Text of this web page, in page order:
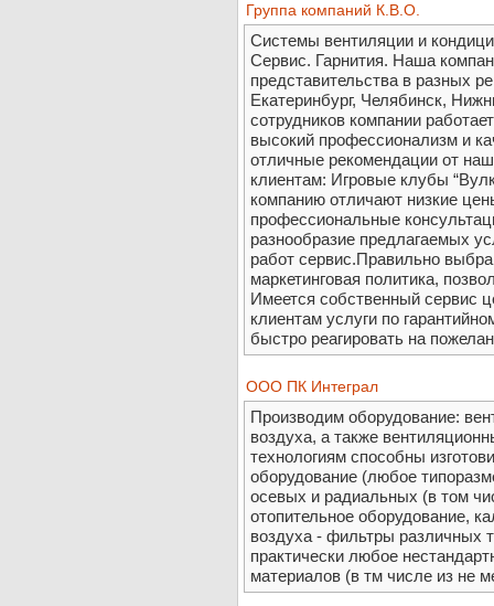
Группа компаний К.В.О.
Системы вентиляции и
Сервис. Гарнития. Наша
представительства в разных
Екатеринбург, Челябинск,
сотрудников компании
высокий профессионализм и
отличные рекомендации от
клиентам: Игровые клубы
компанию отличают низкие
профессиональные
разнообразие предлагаемых
работ сервис.Правильно
маркетинговая политика,
Имеется собственный сервис
клиентам услуги по
быстро реагировать на
OOO ПК Интеграл
Производим оборудование:
воздуха, а также
технологиям способны
оборудование (любое
осевых и радиальных (в том
отопительное оборудование,
воздуха - фильтры различных
практически любое
материалов (в тм числе из не